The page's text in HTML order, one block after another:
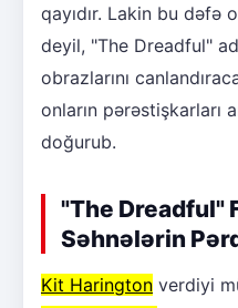
qayıdır. Lakin bu dəfə
deyil, "The Dreadful"
obrazlarını
onların pərəstişkarları
doğurub.
"The Dreadful"
Səhnələrin
Kit Harington verdiyi